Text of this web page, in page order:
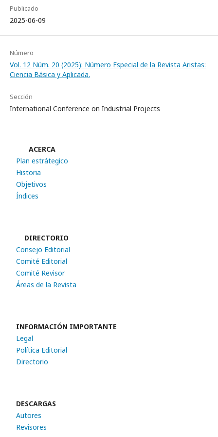
Publicado
2025-06-09
Número
Vol. 12 Núm. 20 (2025): Número Especial de la Revista Aristas:
Ciencia Básica y Aplicada.
Sección
International Conference on Industrial Projects
ACERCA
Plan estrátegico
Historia
Objetivos
Índices
DIRECTORIO
Consejo Editorial
Comité Editorial
Comité Revisor
Áreas de la Revista
INFORMACIÓN IMPORTANTE
Legal
Política Editorial
Directorio
DESCARGAS
Autores
Revisores